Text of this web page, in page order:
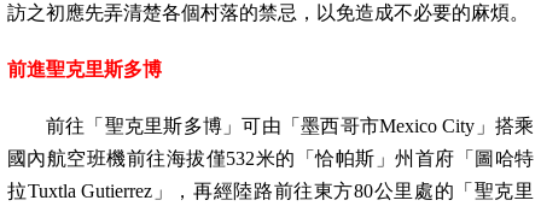
訪之初應先弄清楚各個村落的禁忌，以免造成不必要的麻煩。
前進聖克里斯多博
前往「聖克里斯多博」可由「墨西哥市Mexico City 」搭乘
國內航空班機前往海拔僅532米的「恰帕斯」州首府「圖哈特
拉Tuxtla Gutierrez 」，再經陸路前往東方80公里處的「聖克里